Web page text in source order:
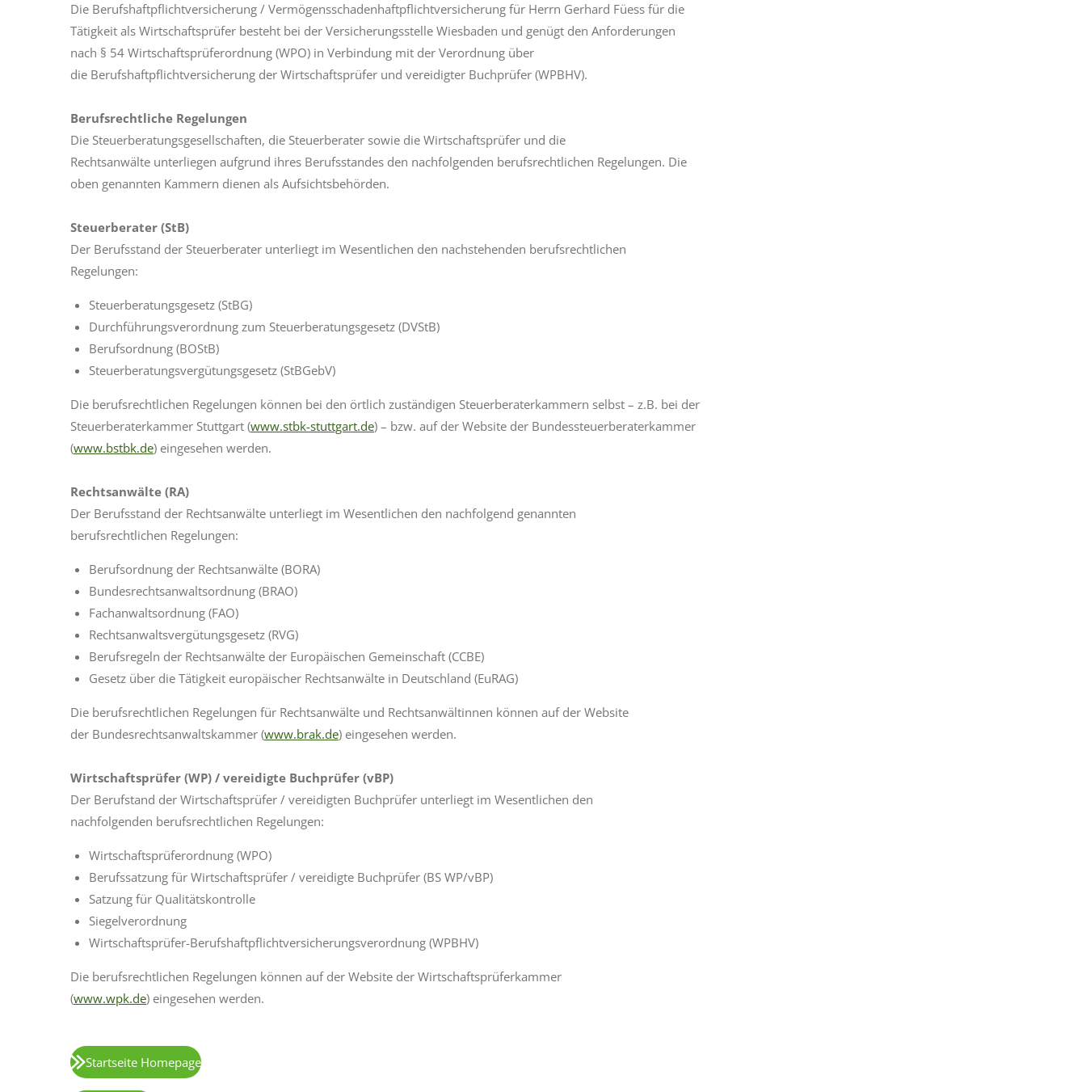
Die Berufshaftpflichtversicherung / Vermögensschadenhaftpflichtversicherung für Herrn Gerhard Füess für die
Tätigkeit als Wirtschaftsprüfer besteht bei der Versicherungsstelle Wiesbaden und genügt den Anforderungen
nach § 54 Wirtschaftsprüferordnung (WPO) in Verbindung mit der Verordnung über
die Berufshaftpflichtversicherung der Wirtschaftsprüfer und vereidigter Buchprüfer (WPBHV).
Berufsrechtliche Regelungen
Die Steuerberatungsgesellschaften, die Steuerberater sowie die Wirtschaftsprüfer und die
Rechtsanwälte unterliegen aufgrund ihres Berufsstandes den nachfolgenden berufsrechtlichen Regelungen. Die
oben genannten Kammern dienen als Aufsichtsbehörden.
Steuerberater (StB)
Der Berufsstand der Steuerberater unterliegt im Wesentlichen den nachstehenden berufsrechtlichen
Regelungen:
Steuerberatungsgesetz (StBG)
Durchführungsverordnung zum Steuerberatungsgesetz (DVStB)
Berufsordnung (BOStB)
Steuerberatungsvergütungsgesetz (StBGebV)
Die berufsrechtlichen Regelungen können bei den örtlich zuständigen Steuerberaterkammern selbst – z.B. bei der
Steuerberaterkammer Stuttgart (www.stbk-stuttgart.de) – bzw. auf der Website der Bundessteuerberaterkammer
(www.bstbk.de) eingesehen werden.
Rechtsanwälte (RA)
Der Berufsstand der Rechtsanwälte unterliegt im Wesentlichen den nachfolgend genannten
berufsrechtlichen Regelungen:
Berufsordnung der Rechtsanwälte (BORA)
Bundesrechtsanwaltsordnung (BRAO)
Fachanwaltsordnung (FAO)
Rechtsanwaltsvergütungsgesetz (RVG)
Berufsregeln der Rechtsanwälte der Europäischen Gemeinschaft (CCBE)
Gesetz über die Tätigkeit europäischer Rechtsanwälte in Deutschland (EuRAG)
Die berufsrechtlichen Regelungen für Rechtsanwälte und Rechtsanwältinnen können auf der Website
der Bundesrechtsanwaltskammer (www.brak.de) eingesehen werden.
Wirtschaftsprüfer (WP) / vereidigte Buchprüfer (vBP)
Der Berufstand der Wirtschaftsprüfer / vereidigten Buchprüfer unterliegt im Wesentlichen den
nachfolgenden berufsrechtlichen Regelungen:
Wirtschaftsprüferordnung (WPO)
Berufssatzung für Wirtschaftsprüfer / vereidigte Buchprüfer (BS WP/vBP)
Satzung für Qualitätskontrolle
Siegelverordnung
Wirtschaftsprüfer-Berufshaftpflichtversicherungsverordnung (WPBHV)
Die berufsrechtlichen Regelungen können auf der Website der Wirtschaftsprüferkammer
(www.wpk.de) eingesehen werden.
Startseite Homepage